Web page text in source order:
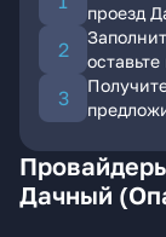
проезд
Дачный